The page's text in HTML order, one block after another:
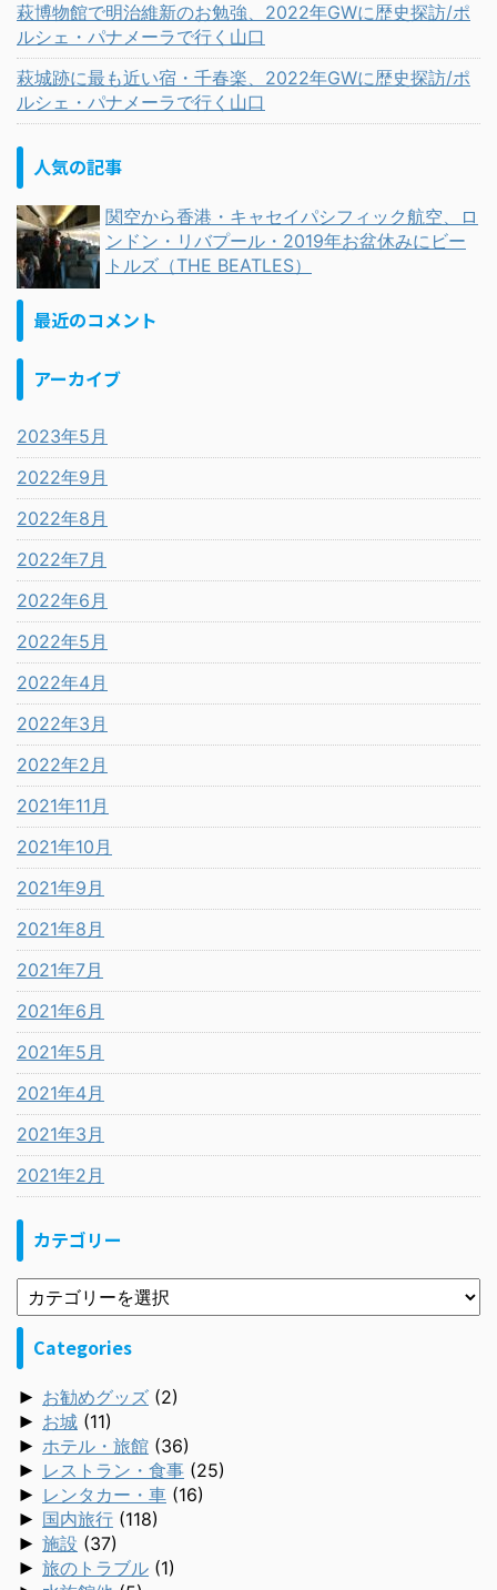
萩博物館で明治維新のお勉強、2022年GWに歴史探訪/ポ
ルシェ・パナメーラで行く山口
萩城跡に最も近い宿・千春楽、2022年GWに歴史探訪/ポ
ルシェ・パナメーラで行く山口
人気の記事
関空から香港・キャセイパシフィック航空、ロ
ンドン・リバプール・2019年お盆休みにビー
トルズ（THE BEATLES）
最近のコメント
アーカイブ
2023年5月
2022年9月
2022年8月
2022年7月
2022年6月
2022年5月
2022年4月
2022年3月
2022年2月
2021年11月
2021年10月
2021年9月
2021年8月
2021年7月
2021年6月
2021年5月
2021年4月
2021年3月
2021年2月
カテゴリー
Categories
► お勧めグッズ (2)
► お城 (11)
► ホテル・旅館 (36)
► レストラン・食事 (25)
► レンタカー・車 (16)
► 国内旅行 (118)
► 施設 (37)
► 旅のトラブル (1)